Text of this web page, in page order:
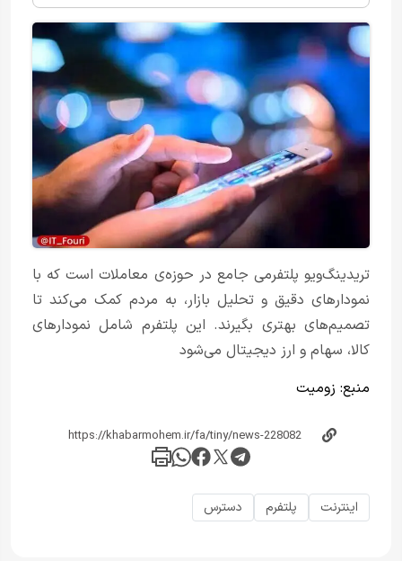
تریدینگ‌ویو پلتفرمی جامع در حوزه‌ی معاملات است که با
نمودارهای دقیق و تحلیل بازار، به مردم کمک می‌کند تا
تصمیم‌های بهتری بگیرند. این پلتفرم شامل نمودارهای
کالا، سهام و ارز دیجیتال می‌شود
منبع: زومیت
اینترنت پلتفرم دسترس